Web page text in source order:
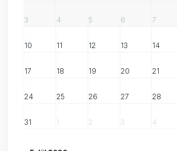
3 4 5 6 7
10 11 12 13 14
17 18 19 20 21
24 25 26 27 28
31 1 2 3 4